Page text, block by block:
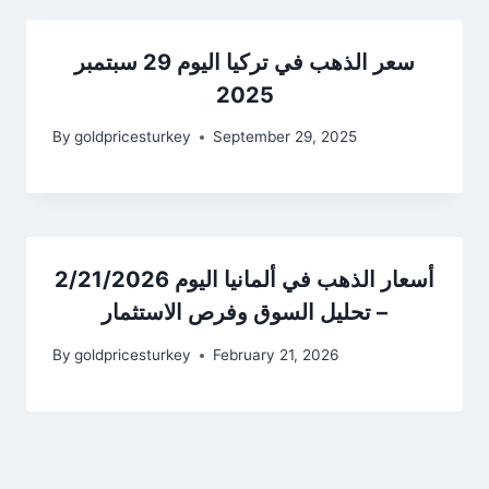
سعر الذهب في تركيا اليوم 29 سبتمبر
2025
By goldpricesturkey September 29, 2025
أسعار الذهب في ألمانيا اليوم 2/21/2026
– تحليل السوق وفرص الاستثمار
By goldpricesturkey February 21, 2026